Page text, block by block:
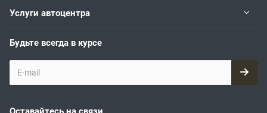
Услуги автоцентра
Будьте всегда в курсе